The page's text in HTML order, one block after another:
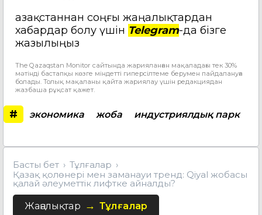
Қазақстаннан соңғы жаңалықтардан
хабардар болу үшін Telegram-да бізге
жазылыңыз
The Qazaqstan Monitor сайтында жарияланған мақаладағы тек 30%
мәтінді бастапқы көзге міндетті гиперсілтеме берумен пайдалануға
болады. Толық мақаланы қайта жариялау үшін редакциядан
жазбаша рұқсат қажет.
# экономика жоба индустриялдық парк
Басты бет
Тұлғалар
Қазақ қолөнері мен заманауи тренд: Qiyal жобасы
қалай әлеуметтік лифтке айналды?
Жаңалықтар Тұлғалар